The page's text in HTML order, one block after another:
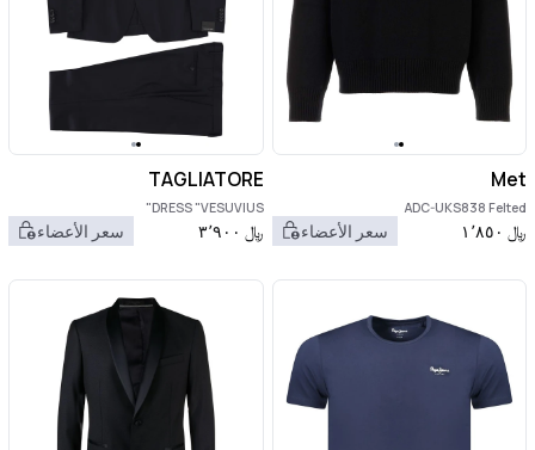
Met
ADC-UKS838 Felted
﷼ ١٬٨٥٠ سعر الأعضاء
TAGLIATORE
DRESS "VESUVIUS"
﷼ ٣٬٩٠٠ سعر الأعضاء